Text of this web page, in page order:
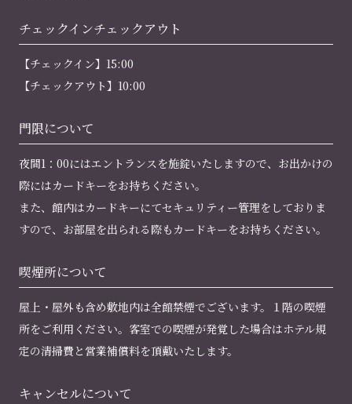
チェックインチェックアウト
【チェックイン】15:00
【チェックアウト】10:00
門限について
夜間1：00にはエントランスを施錠いたしますので、お出かけの
際にはカードキーをお持ちください。
また、館内はカードキーにてセキュリティー管理をしておりま
すので、お部屋を出られる際もカードキーをお持ちください。
喫煙所について
屋上・屋外も含め敷地内は全館禁煙でございます。１階の喫煙
所をご利用ください。客室での喫煙が発覚した場合はホテル規
定の清掃費と営業補償料を頂戴いたします。
キャンセルについて